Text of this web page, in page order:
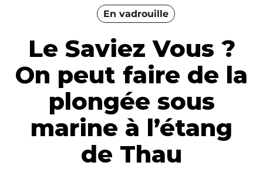
En vadrouille
Le Saviez Vous ?
On peut faire de la
plongée sous
marine à l’étang
de Thau